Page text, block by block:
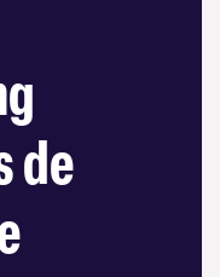
de